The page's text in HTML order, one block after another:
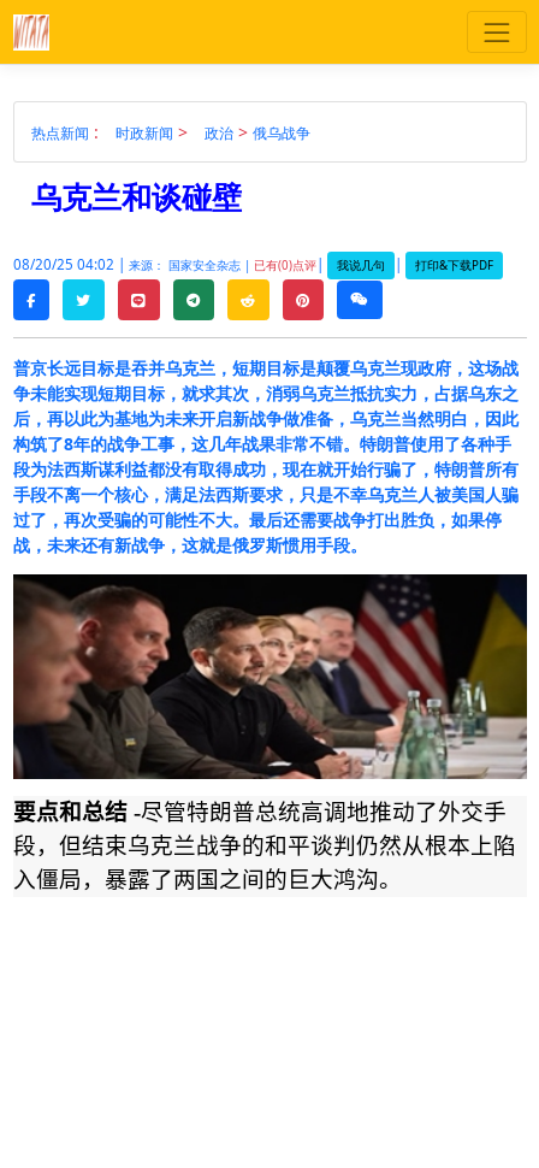
热点新闻 : 时政新闻 > 政治 > 俄乌战争
乌克兰和谈碰壁
08/20/25 04:02 | 来源： 国家安全杂志 | 已有(0)点评| 我说几句 | 打印&下载PDF
facebooktwitterline telegramreddit pinterestweixin
普京长远目标是吞并乌克兰，短期目标是颠覆乌克兰现政府，这场战
争未能实现短期目标，就求其次，消弱乌克兰抵抗实力，占据乌东之
后，再以此为基地为未来开启新战争做准备，乌克兰当然明白，因此
构筑了8年的战争工事，这几年战果非常不错。特朗普使用了各种手
段为法西斯谋利益都没有取得成功，现在就开始行骗了，特朗普所有
手段不离一个核心，满足法西斯要求，只是不幸乌克兰人被美国人骗
过了，再次受骗的可能性不大。最后还需要战争打出胜负，如果停
战，未来还有新战争，这就是俄罗斯惯用手段。
要点和总结-尽管特朗普总统高调地推动了外交手
段，但结束乌克兰战争的和平谈判仍然从根本上陷
入僵局，暴露了两国之间的巨大鸿沟。